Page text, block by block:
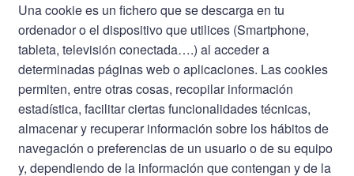
Una cookie es un fichero que se descarga en tu
ordenador o el dispositivo que utilices (Smartphone,
tableta, televisión conectada….) al acceder a
determinadas páginas web o aplicaciones. Las cookies
permiten, entre otras cosas, recopilar información
estadística, facilitar ciertas funcionalidades técnicas,
almacenar y recuperar información sobre los hábitos de
navegación o preferencias de un usuario o de su equipo
y, dependiendo de la información que contengan y de la